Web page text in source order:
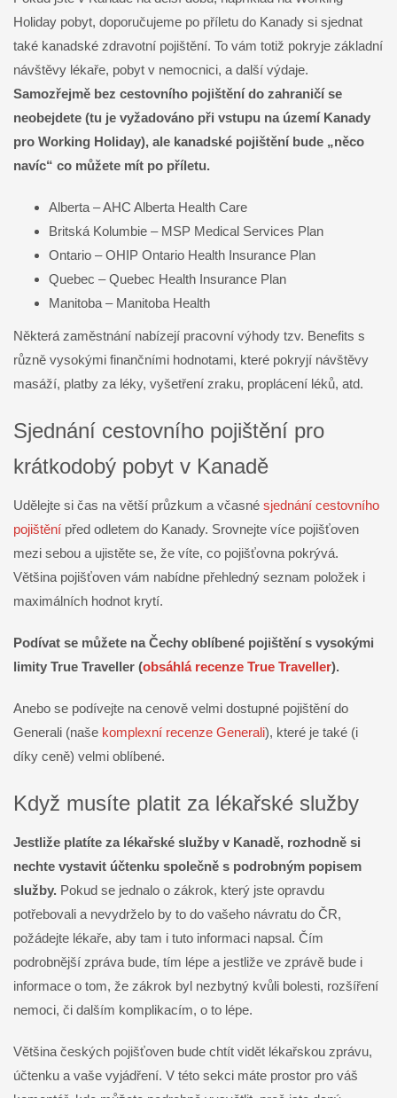
Holiday pobyt, doporučujeme po příletu do Kanady si sjednat
také kanadské zdravotní pojištění. To vám totiž pokryje základní
návštěvy lékaře, pobyt v nemocnici, a další výdaje.
Samozřejmě bez cestovního pojištění do zahraničí se
neobejdete (tu je vyžadováno při vstupu na území Kanady
pro Working Holiday), ale kanadské pojištění bude „něco
navíc“ co můžete mít po příletu.
Alberta – AHC Alberta Health Care
Britská Kolumbie – MSP Medical Services Plan
Ontario – OHIP Ontario Health Insurance Plan
Quebec – Quebec Health Insurance Plan
Manitoba – Manitoba Health
Některá zaměstnání nabízejí pracovní výhody tzv. Benefits s
různě vysokými finančními hodnotami, které pokryjí návštěvy
masáží, platby za léky, vyšetření zraku, proplácení léků, atd.
Sjednání cestovního pojištění pro
krátkodobý pobyt v Kanadě
Udělejte si čas na větší průzkum a včasné sjednání cestovního
pojištění před odletem do Kanady. Srovnejte více pojišťoven
mezi sebou a ujistěte se, že víte, co pojišťovna pokrývá.
Většina pojišťoven vám nabídne přehledný seznam položek i
maximálních hodnot krytí.
Podívat se můžete na Čechy oblíbené pojištění s vysokými
limity True Traveller (obsáhlá recenze True Traveller).
Anebo se podívejte na cenově velmi dostupné pojištění do
Generali (naše komplexní recenze Generali), které je také (i
díky ceně) velmi oblíbené.
Když musíte platit za lékařské služby
Jestliže platíte za lékařské služby v Kanadě, rozhodně si
nechte vystavit účtenku společně s podrobným popisem
služby. Pokud se jednalo o zákrok, který jste opravdu
potřebovali a nevydrželo by to do vašeho návratu do ČR,
požádejte lékaře, aby tam i tuto informaci napsal. Čím
podrobnější zpráva bude, tím lépe a jestliže ve zprávě bude i
informace o tom, že zákrok byl nezbytný kvůli bolesti, rozšíření
nemoci, či dalším komplikacím, o to lépe.
Většina českých pojišťoven bude chtít vidět lékařskou zprávu,
účtenku a vaše vyjádření. V této sekci máte prostor pro váš